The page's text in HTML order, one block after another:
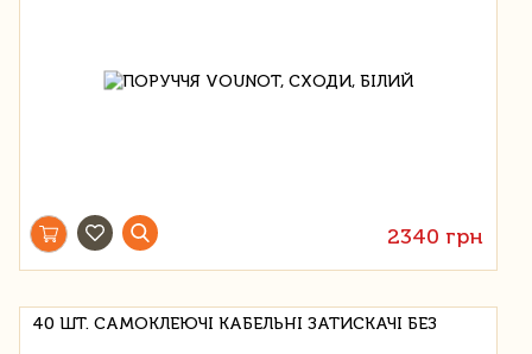
2340 грн
40 ШТ. САМОКЛЕЮЧІ КАБЕЛЬНІ ЗАТИСКАЧІ БЕЗ